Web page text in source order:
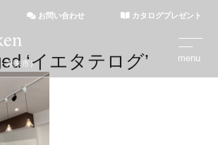
潮来市）
お問い合わせ カタログプレゼント
‘イエタテログ’